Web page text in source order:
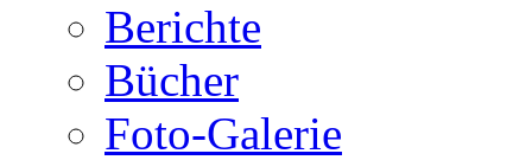
Berichte
Bücher
Foto-Galerie